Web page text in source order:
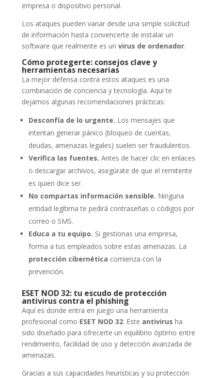
empresa o dispositivo personal.
Los ataques pueden variar desde una simple solicitud
de información hasta convencerte de instalar un
software que realmente es un virus de ordenador.
Cómo protegerte: consejos clave y
herramientas necesarias
La mejor defensa contra estos ataques es una
combinación de conciencia y tecnología. Aquí te
dejamos algunas recomendaciones prácticas:
Desconfía de lo urgente. Los mensajes que
intentan generar pánico (bloqueo de cuentas,
deudas, amenazas legales) suelen ser fraudulentos.
Verifica las fuentes. Antes de hacer clic en enlaces
o descargar archivos, asegúrate de que el remitente
es quien dice ser.
No compartas información sensible. Ninguna
entidad legítima te pedirá contraseñas o códigos por
correo o SMS.
Educa a tu equipo. Si gestionas una empresa,
forma a tus empleados sobre estas amenazas. La
protección cibernética comienza con la
prevención.
ESET NOD 32: tu escudo de protección
antivirus contra el phishing
Aquí es donde entra en juego una herramienta
profesional como ESET NOD 32. Este antivirus ha
sido diseñado para ofrecerte un equilibrio óptimo entre
rendimiento, facilidad de uso y detección avanzada de
amenazas.
Gracias a sus capacidades heurísticas y su protección